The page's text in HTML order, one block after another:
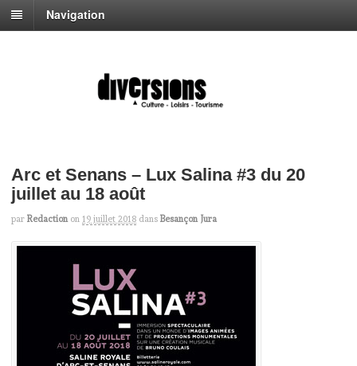
Navigation
Arc et Senans – Lux Salina #3 du 20
juillet au 18 août
par Redaction on 19 juillet 2018 dans Besançon Jura